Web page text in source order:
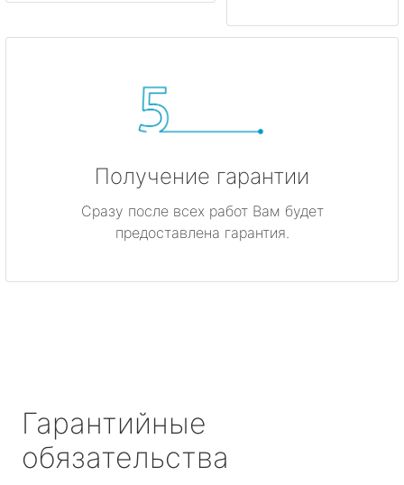
Получение гарантии
Сразу после всех работ Вам будет
предоставлена гарантия.
Гарантийные
обязательства